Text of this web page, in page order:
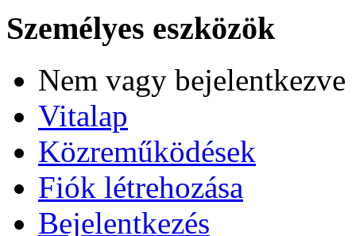
Személyes eszközök
Nem vagy bejelentkezve
Vitalap
Közreműködések
Fiók létrehozása
Bejelentkezés